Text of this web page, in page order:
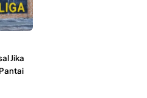
Jika